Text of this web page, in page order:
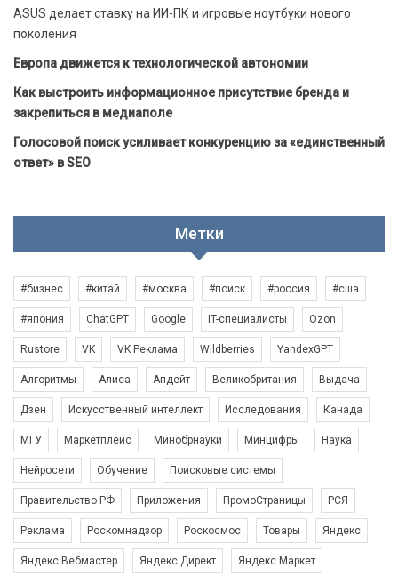
ASUS делает ставку на ИИ-ПК и игровые ноутбуки нового
поколения
Европа движется к технологической автономии
Как выстроить информационное присутствие бренда и
закрепиться в медиаполе
Голосовой поиск усиливает конкуренцию за «единственный
ответ» в SEO
Метки
#бизнес #китай #москва #поиск #россия #сша
#япония ChatGPT Google IT-специалисты Ozon
Rustore VK VK Реклама Wildberries YandexGPT
Алгоритмы Алиса Апдейт Великобритания Выдача
Дзен Искусственный интеллект Исследования Канада
МГУ Маркетплейс Минобрнауки Минцифры Наука
Нейросети Обучение Поисковые системы
Правительство РФ Приложения ПромоСтраницы РСЯ
Реклама Роскомнадзор Роскосмос Товары Яндекс
Яндекс.Вебмастер Яндекс.Директ Яндекс.Маркет